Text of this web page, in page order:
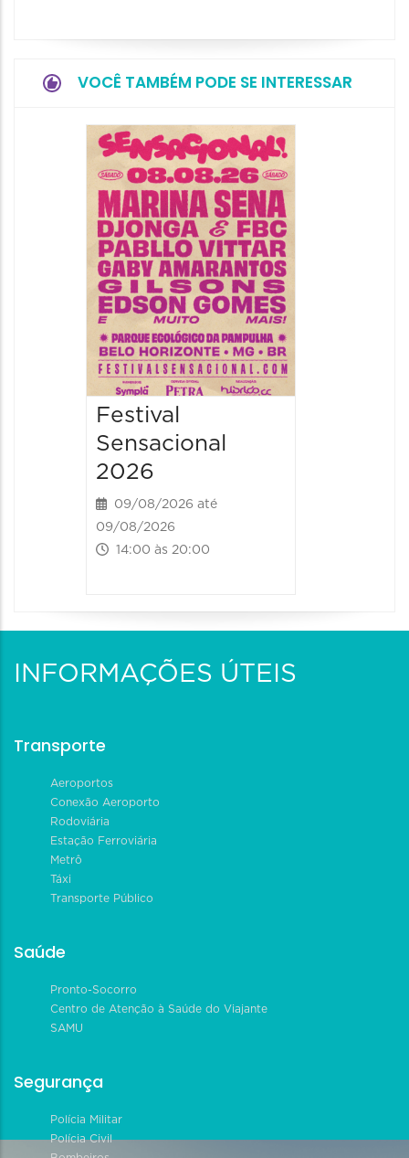
VOCÊ TAMBÉM PODE SE INTERESSAR
Festival
Sensacional
2026
09/08/2026 até
09/08/2026
14:00 às 20:00
INFORMAÇÕES ÚTEIS
Transporte
Aeroportos
Conexão Aeroporto
Rodoviária
Estação Ferroviária
Metrô
Táxi
Transporte Público
Saúde
Pronto-Socorro
Centro de Atenção à Saúde do Viajante
SAMU
Segurança
Polícia Militar
Polícia Civil